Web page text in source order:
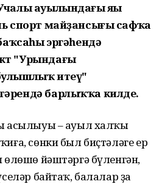
ауылындағы яңы
спорт майҙансығы сафҡа
эргәһендә
"Урындағы
итеү"
барлыҡҡа килде.
асылыуы – ауыл халҡы
сөнки был биҫтәләге ер
өлөшө йәштәргә бүленгән,
байтаҡ, балалар ҙа